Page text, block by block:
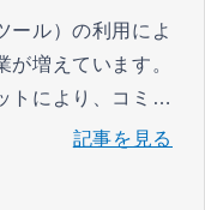
ール）の利用によ
増えています。
トにより、コミュ
活用の円滑化が会
ーディーに連絡を
記事を見る